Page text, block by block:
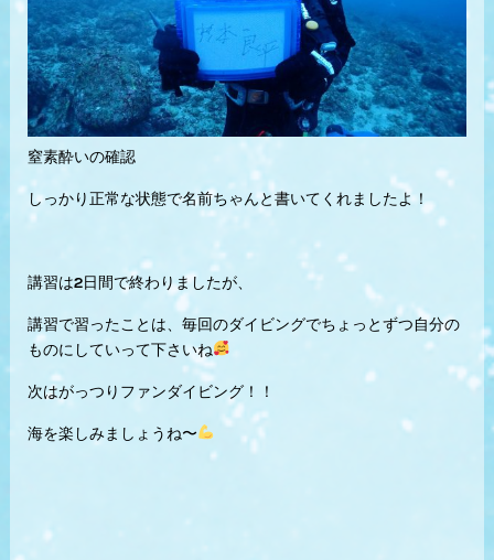
窒素酔いの確認
しっかり正常な状態で名前ちゃんと書いてくれましたよ！
講習は2日間で終わりましたが、
講習で習ったことは、毎回のダイビングでちょっとずつ自分の
ものにしていって下さいね
次はがっつりファンダイビング！！
海を楽しみましょうね〜